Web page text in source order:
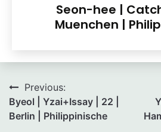
Seon-hee |
Muenchen |
Beitragsnavigation
Previous:
Byeol | Yzai+Issay | 22 |
Berlin | Philippinische